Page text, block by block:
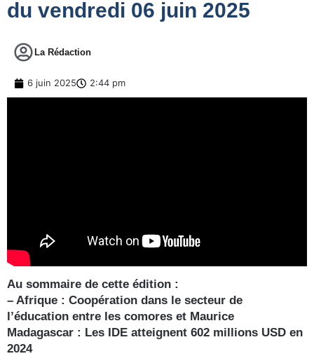
du vendredi 06 juin 2025
La Rédaction
6 juin 2025 2:44 pm
Au sommaire de cette édition :
– Afrique : Coopération dans le secteur de
l’éducation entre les comores et Maurice
Madagascar : Les IDE atteignent 602 millions USD en
2024